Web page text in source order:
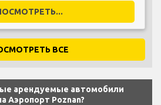
ВСЕ
арендуемые автомобили
Аэропорт Poznan?